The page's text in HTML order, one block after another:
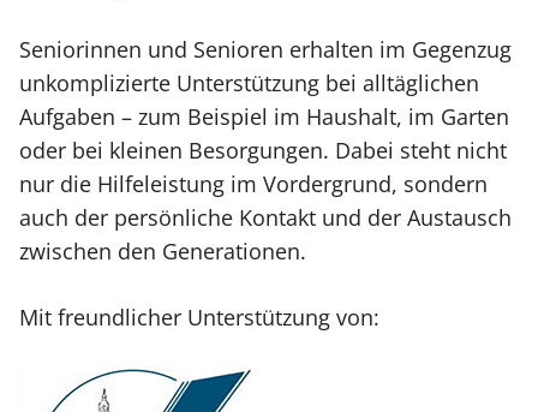
Seniorinnen und Senioren erhalten im Gegenzug
unkomplizierte Unterstützung bei alltäglichen
Aufgaben – zum Beispiel im Haushalt, im Garten
oder bei kleinen Besorgungen. Dabei steht nicht
nur die Hilfeleistung im Vordergrund, sondern
auch der persönliche Kontakt und der Austausch
zwischen den Generationen.
Mit freundlicher Unterstützung von: